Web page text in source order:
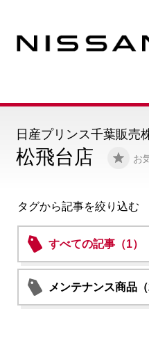
松飛台店 お
日産プリンス千葉販売
タグから記事を絞り込む
すべての記事（1）
メンテナンス商品（